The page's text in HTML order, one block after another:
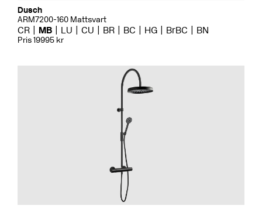
Dusch
ARM7200-160 Mattsvart
CR MB LU CU BR BC HG BrBC BN
Pris 19995 kr